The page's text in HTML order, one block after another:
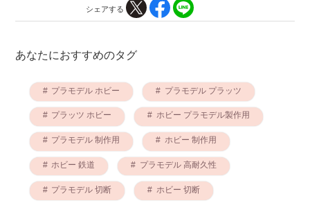
シェアする
あなたにおすすめのタグ
プラモデル ホビー プラモデル プラッツ
プラッツ ホビー ホビー プラモデル製作用
プラモデル 制作用 ホビー 制作用
ホビー 鉄道 プラモデル 高耐久性
プラモデル 切断 ホビー 切断